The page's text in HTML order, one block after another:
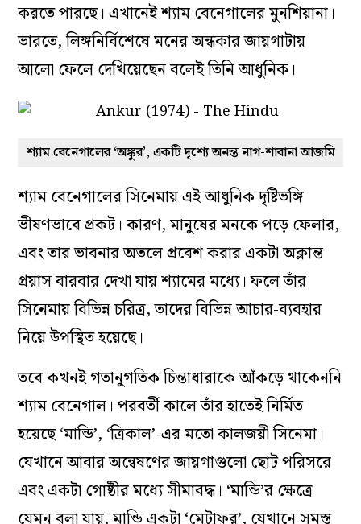
করতে পারছে। এখানেই শ্যাম বেনেগালের মুনশিয়ানা।
ভারতে, লিঙ্গনির্বিশেষে মনের অন্ধকার জায়গাটায়
আলো ফেলে দেখিয়েছেন বলেই তিনি আধুনিক।
শ্যাম বেনেগালের ‘অঙ্কুর’, একটি দৃশ্যে অনন্ত নাগ-শাবানা আজমি
শ্যাম বেনেগালের সিনেমায় এই আধুনিক দৃষ্টিভঙ্গি
ভীষণভাবে প্রকট। কারণ, মানুষের মনকে পড়ে ফেলার,
এবং তার ভাবনার অতলে প্রবেশ করার একটা অক্লান্ত
প্রয়াস বারবার দেখা যায় শ্যামের মধ্যে। ফলে তাঁর
সিনেমায় বিভিন্ন চরিত্র, তাদের বিভিন্ন আচার-ব্যবহার
নিয়ে উপস্থিত হয়েছে।
তবে কখনই গতানুগতিক চিন্তাধারাকে আঁকড়ে থাকেননি
শ্যাম বেনেগাল। পরবর্তী কালে তাঁর হাতেই নির্মিত
হয়েছে ‘মান্ডি’, ‘ত্রিকাল’-এর মতো কালজয়ী সিনেমা।
যেখানে আবার অন্বেষণের জায়গাগুলো ছোট পরিসরে
এবং একটা গোষ্ঠীর মধ্যে সীমাবদ্ধ। ‘মান্ডি’র ক্ষেত্রে